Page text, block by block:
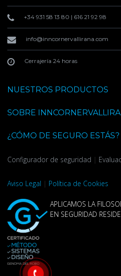
+34 931 58 13 80 | 616 21 92 98
info@inncornervallirana.com
Cerrajería 24 horas
NUESTROS PRODUCTOS
SOBRE
¿CÓMO DE SEGURO ESTÁS?
Configurador de seguridad |
Aviso Legal | Política de Cookies
APLICAMOS LA
EN SEGURIDAD